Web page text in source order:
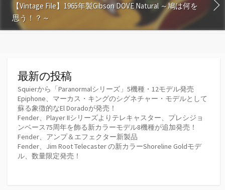
【Vintage File】1965年製Gibson DOVE Natural ～鳩は何を
思う！？～
最新の投稿
Squierから「Paranormalシリーズ」5機種・12モデル発売
Epiphone、マーカス・キングのシグネチャー・モデルとして
蘇る象徴的なEl Doradoが発売！
Fender、Player IIシリーズよりテレキャスター、プレシジョ
ンベース75周年を飾る新カラーモデル8機種が追加発売！
Fender、アンプ＆エフェクター新製品
Fender、Jim Root Telecaster の新カラーShoreline Goldモデ
ル、数量限定発売！